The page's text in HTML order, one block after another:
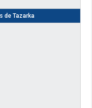
de Tazarka